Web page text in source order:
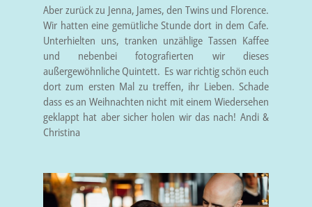
Aber zurück zu Jenna, James, den Twins und Florence.
Wir hatten eine gemütliche Stunde dort in dem Cafe.
Unterhielten uns, tranken unzählige Tassen Kaffee
und nebenbei fotografierten wir dieses
außergewöhnliche Quintett. Es war richtig schön euch
dort zum ersten Mal zu treffen, ihr Lieben. Schade
dass es an Weihnachten nicht mit einem Wiedersehen
geklappt hat aber sicher holen wir das nach! Andi &
Christina